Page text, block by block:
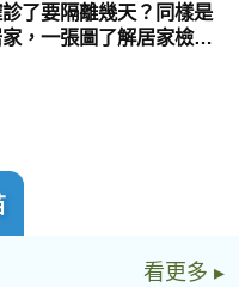
了要隔離幾天？同樣是
，一張圖了解居家檢
看更多 ▸